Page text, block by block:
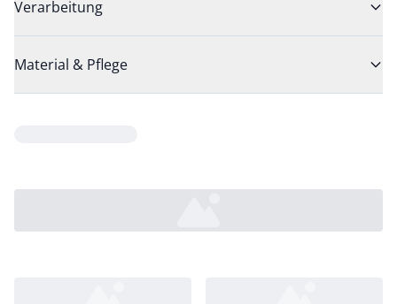
Verarbeitung
Material & Pflege